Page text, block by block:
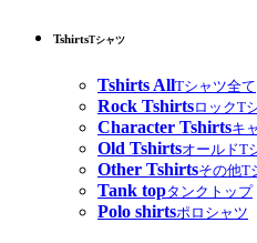
TshirtsTシャツ
Tshirts AllTシャツ全て
Rock TshirtsロックT
Character Tshirtsキ
Old TshirtsオールドT
Other Tshirtsその他T
Tank topタンクトップ
Polo shirtsポロシャツ